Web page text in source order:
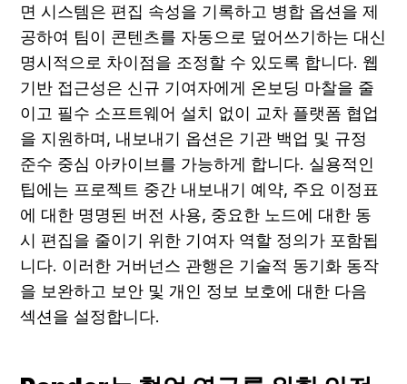
면 시스템은 편집 속성을 기록하고 병합 옵션을 제
공하여 팀이 콘텐츠를 자동으로 덮어쓰기하는 대신
명시적으로 차이점을 조정할 수 있도록 합니다. 웹
기반 접근성은 신규 기여자에게 온보딩 마찰을 줄
이고 필수 소프트웨어 설치 없이 교차 플랫폼 협업
을 지원하며, 내보내기 옵션은 기관 백업 및 규정
준수 중심 아카이브를 가능하게 합니다. 실용적인
팁에는 프로젝트 중간 내보내기 예약, 주요 이정표
에 대한 명명된 버전 사용, 중요한 노드에 대한 동
시 편집을 줄이기 위한 기여자 역할 정의가 포함됩
니다. 이러한 거버넌스 관행은 기술적 동기화 동작
을 보완하고 보안 및 개인 정보 보호에 대한 다음
섹션을 설정합니다.